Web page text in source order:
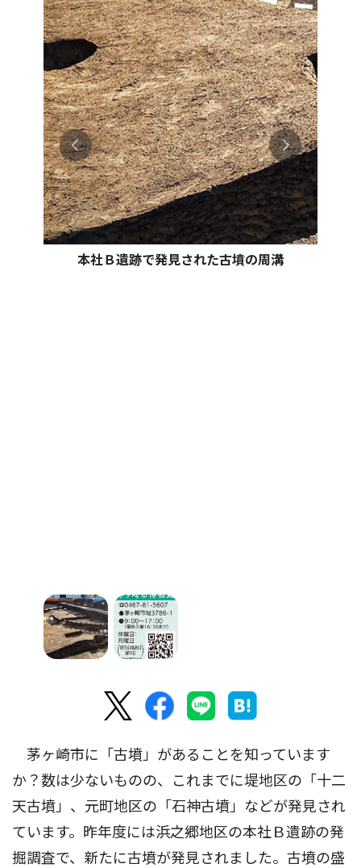
本社Ｂ遺跡で発見された古墳の周溝
茅ヶ崎市に「古墳」があることを知っています
か？数は少ないものの、これまでに堤地区の「十二
天古墳」、元町地区の「石神古墳」などが発見され
ています。昨年度には浜之郷地区の本社Ｂ遺跡の発
掘調査で、新たに古墳が発見されました。古墳の盛